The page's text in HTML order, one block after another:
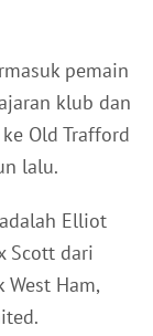
pemain
klub dan
Old Trafford
lalu.
Elliot
Scott dari
Ham,